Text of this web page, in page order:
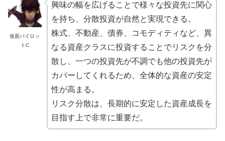
仮面パイロッ
トC
興味の幅を広げることで様々な投資先に関心
を持ち、分散投資が自然と実現できる。
株式、不動産、債券、コモディティなど、異
なる資産クラスに投資することでリスクを分
散し、一つの投資先が不調でも他の投資先が
カバーしてくれるため、全体的な資産の安定
性が高まる。
リスク分散は、長期的に安定した資産成長を
目指す上で非常に重要だ。